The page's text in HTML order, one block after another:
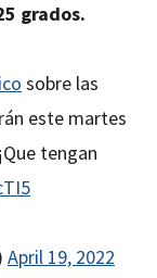
grados.
sobre las
este martes
tengan
April 19, 2022